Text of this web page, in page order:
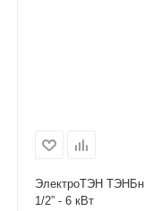
ЭлектроТЭН
1/2” - 6 кВт